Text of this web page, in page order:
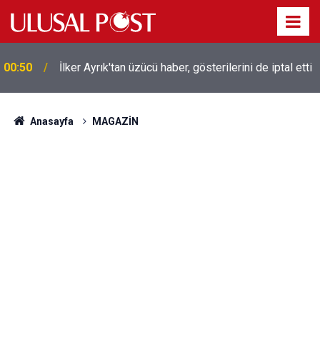
00:50 İlker Ayrık'tan üzücü haber, gösterilerini de iptal etti
00:39
Liverpool efsanesi Mısırlı yıldız Mohamed Salah
Trabzonspor ile anlaştı! Yarın geliyor
Anasayfa MAGAZİN